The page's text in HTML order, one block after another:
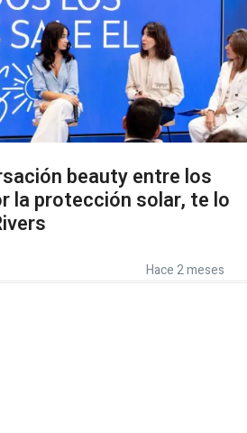
beauty entre los
la protección solar, te lo
Hace 2 meses